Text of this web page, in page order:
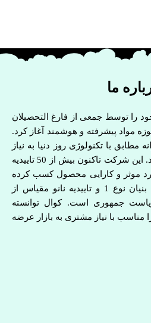
ما
1398 فعالیت خود را توسط جمعی از فارغ التحصیلان
مواد پیشرفته و هوشمند آغاز کرد.
مطابق با تکنولوژی روز دنیا به نیاز
های بازار و صنایع مختلف بود. این شرکت تاکنون بیش از 50 تاییدیه
موثر و کارایی محصول کسب کرده
است و دارای گواهی دانش بنیان نوع 1 و تاییدیه نانو مقیاس از
جمهوری است. کوال توانسته
مناسب با نیاز مشتری به بازار عرضه